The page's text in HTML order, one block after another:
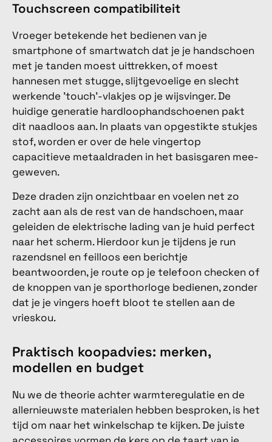
Touchscreen compatibiliteit
Vroeger betekende het bedienen van je
smartphone of smartwatch dat je je handschoen
met je tanden moest uittrekken, of moest
hannesen met stugge, slijtgevoelige en slecht
werkende 'touch'-vlakjes op je wijsvinger. De
huidige generatie hardloophandschoenen pakt
dit naadloos aan. In plaats van opgestikte stukjes
stof, worden er over de hele vingertop
capacitieve metaaldraden in het basisgaren mee-
geweven.
Deze draden zijn onzichtbaar en voelen net zo
zacht aan als de rest van de handschoen, maar
geleiden de elektrische lading van je huid perfect
naar het scherm. Hierdoor kun je tijdens je run
razendsnel en feilloos een berichtje
beantwoorden, je route op je telefoon checken of
de knoppen van je sporthorloge bedienen, zonder
dat je je vingers hoeft bloot te stellen aan de
vrieskou.
Praktisch koopadvies: merken,
modellen en budget
Nu we de theorie achter warmteregulatie en de
allernieuwste materialen hebben besproken, is het
tijd om naar het winkelschap te kijken. De juiste